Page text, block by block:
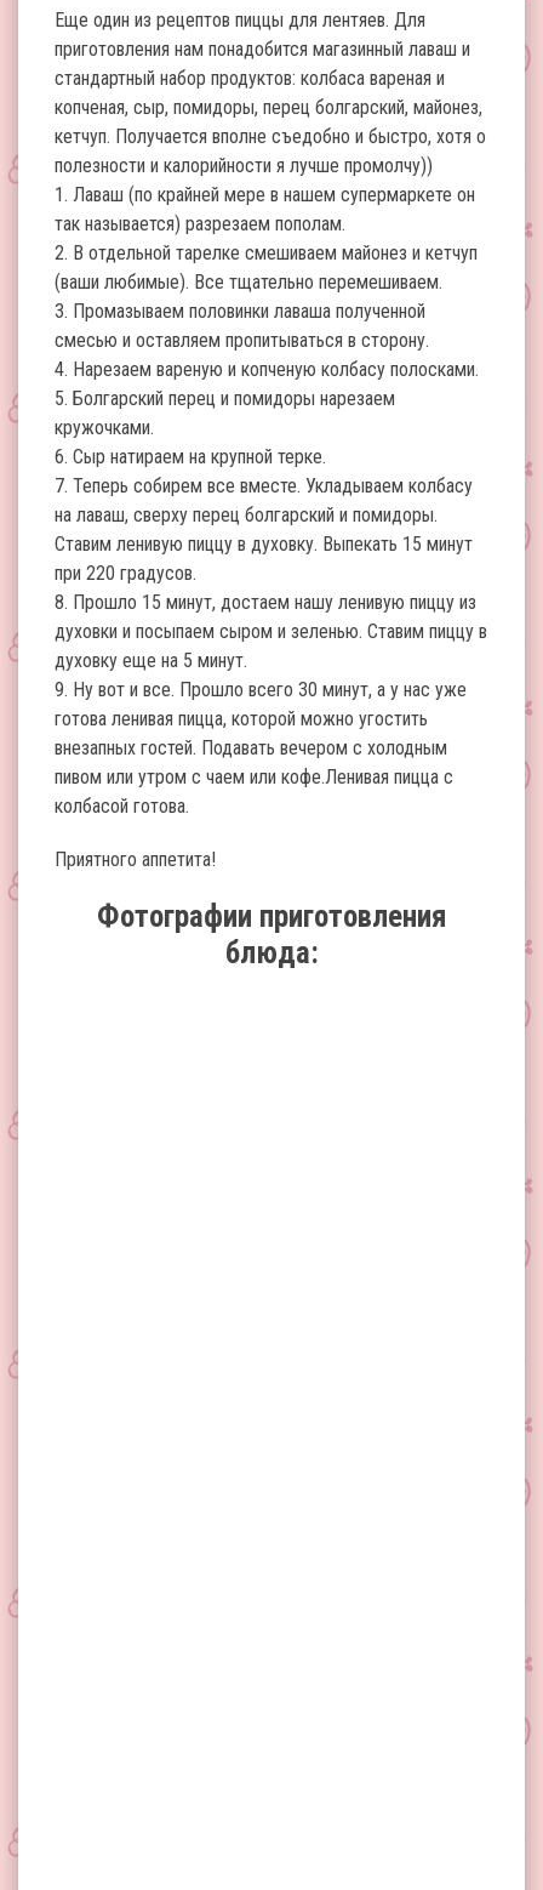
Еще один из рецептов пиццы для лентяев. Для
приготовления нам понадобится магазинный лаваш и
стандартный набор продуктов: колбаса вареная и
копченая, сыр, помидоры, перец болгарский, майонез,
кетчуп. Получается вполне съедобно и быстро, хотя о
полезности и калорийности я лучше промолчу))
1. Лаваш (по крайней мере в нашем супермаркете он
так называется) разрезаем пополам.
2. В отдельной тарелке смешиваем майонез и кетчуп
(ваши любимые). Все тщательно перемешиваем.
3. Промазываем половинки лаваша полученной
смесью и оставляем пропитываться в сторону.
4. Нарезаем вареную и копченую колбасу полосками.
5. Болгарский перец и помидоры нарезаем
кружочками.
6. Сыр натираем на крупной терке.
7. Теперь собирем все вместе. Укладываем колбасу
на лаваш, сверху перец болгарский и помидоры.
Ставим ленивую пиццу в духовку. Выпекать 15 минут
при 220 градусов.
8. Прошло 15 минут, достаем нашу ленивую пиццу из
духовки и посыпаем сыром и зеленью. Ставим пиццу в
духовку еще на 5 минут.
9. Ну вот и все. Прошло всего 30 минут, а у нас уже
готова ленивая пицца, которой можно угостить
внезапных гостей. Подавать вечером с холодным
пивом или утром с чаем или кофе.Ленивая пицца с
колбасой готова.
Приятного аппетита!
Фотографии приготовления
блюда: